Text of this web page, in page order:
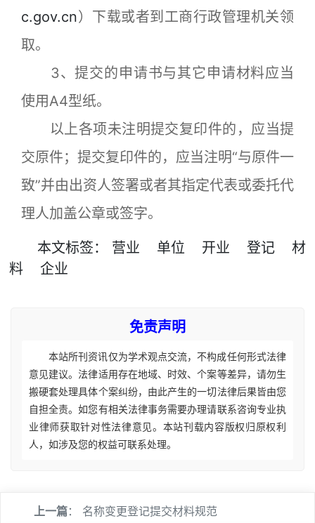
c.gov.cn）下载或者到工商行政管理机关领
取。
3、提交的申请书与其它申请材料应当
使用A4型纸。
以上各项未注明提交复印件的，应当提
交原件；提交复印件的，应当注明“与原件一
致”并由出资人签署或者其指定代表或委托代
理人加盖公章或签字。
本文标签： 营业 单位 开业 登记
材
料
企业
免责声明
本站所刊资讯仅为学术观点交流，不构成任何形式法律
意见建议。法律适用存在地域、时效、个案等差异，请勿生
搬硬套处理具体个案纠纷，由此产生的一切法律后果皆由您
自担全责。如您有相关法律事务需要办理请联系咨询专业执
业律师获取针对性法律意见。本站刊载内容版权归原权利
人，如涉及您的权益可联系处理。
上一篇： 名称变更登记提交材料规范